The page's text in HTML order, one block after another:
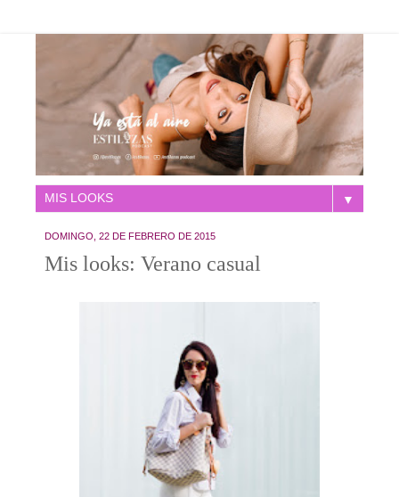
▼
DOMINGO, 22 DE FEBRERO DE 2015
Mis looks: Verano casual